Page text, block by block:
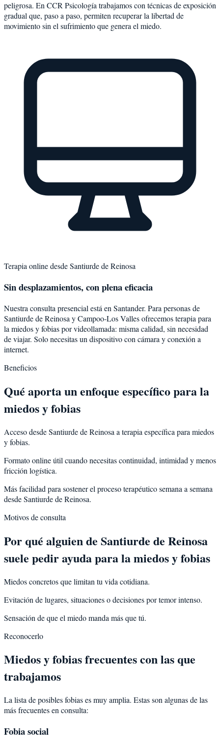
peligrosa. En CCR Psicología trabajamos con técnicas de exposición
gradual que, paso a paso, permiten recuperar la libertad de
movimiento sin el sufrimiento que genera el miedo.
Terapia online desdeSantiurde de Reinosa
Sin desplazamientos, con plena eficacia
Nuestra consulta presencial está en Santander. Para personas de
Santiurde de Reinosa yCampoo-Los Vallesofrecemos terapia para
la miedos y fobiaspor videollamada: misma calidad, sin necesidad
de viajar. Solo necesitas un dispositivo con cámara y conexión a
internet.
Beneficios
Qué aporta un enfoque específico para la
miedos y fobias
Acceso desde Santiurde de Reinosa a terapia específica para miedos
y fobias.
Formato online útil cuando necesitas continuidad, intimidad y menos
fricción logística.
Más facilidad para sostener el proceso terapéutico semana a semana
desde Santiurde de Reinosa.
Motivos de consulta
Por qué alguien de Santiurde de Reinosa
suele pedir ayuda para lamiedos y fobias
Miedos concretos que limitan tu vida cotidiana.
Evitación de lugares, situaciones o decisiones por temor intenso.
Sensación de que el miedo manda más que tú.
Reconocerlo
Miedos y fobias frecuentes con las que
trabajamos
La lista de posibles fobias es muy amplia. Estas son algunas de las
más frecuentes en consulta:
Fobia social